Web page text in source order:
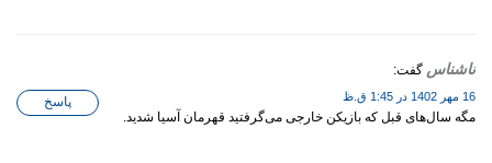
ناشناس گفت:
16 مهر 1402 در 1:45 ق.ظ
مگه سال‌های قبل که بازیکن خارجی می‌گرفتید قهرمان آسیا شدید.
پاسخ